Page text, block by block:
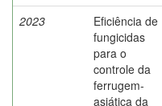
2023
Eficiência de
fungicidas
para o
controle da
ferrugem-
asiática da